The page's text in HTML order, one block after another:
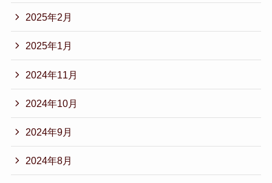
2025年2月
2025年1月
2024年11月
2024年10月
2024年9月
2024年8月